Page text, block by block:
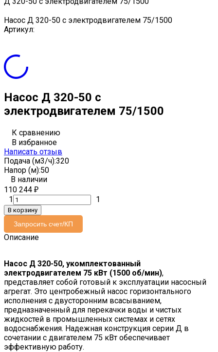
Насос Д 320-50 с электродвигателем 75/1500
Артикул:
Насос Д 320-50 с
электродвигателем 75/1500
К сравнению
В избранное
Написать отзыв
Подача (м3/ч):320
Напор (м):50
В наличии
110 244 ₽
1 1
В корзину
Запросить счет/КП
Описание
Насос Д 320-50, укомплектованный
электродвигателем 75 кВт (1500 об/мин),
представляет собой готовый к эксплуатации насосный
агрегат. Это центробежный насос горизонтального
исполнения с двусторонним всасыванием,
предназначенный для перекачки воды и чистых
жидкостей в промышленных системах и сетях
водоснабжения. Надежная конструкция серии Д в
сочетании с двигателем 75 кВт обеспечивает
эффективную работу.